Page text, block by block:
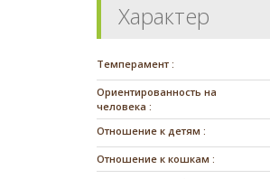
Характер
Темперамент :
Ориентированность на
человека :
Отношение к детям :
Отношение к кошкам :